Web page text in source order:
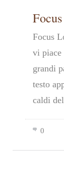
Focus
vi piace
grandi
testo
caldi
0